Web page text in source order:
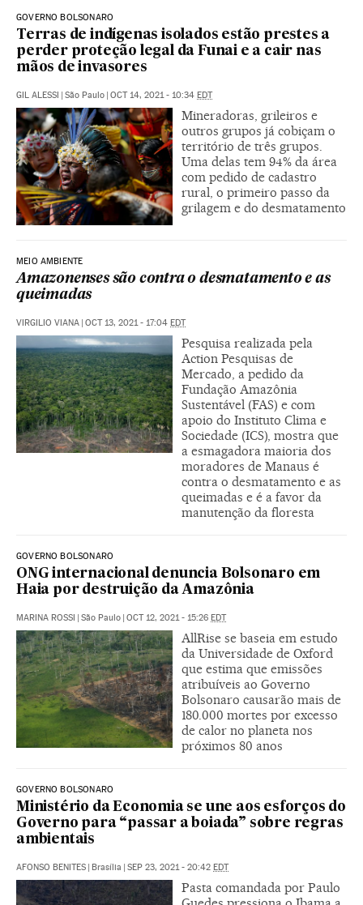
GOVERNO BOLSONARO
Terras de indígenas isolados estão prestes a
perder proteção legal da Funai e a cair nas
mãos de invasores
GIL ALESSI | São Paulo | OCT 14, 2021 - 10:34 EDT
Mineradoras, grileiros e
outros grupos já cobiçam o
território de três grupos.
Uma delas tem 94% da área
com pedido de cadastro
rural, o primeiro passo da
grilagem e do desmatamento
MEIO AMBIENTE
Amazonenses são contra o desmatamento e as
queimadas
VIRGILIO VIANA | OCT 13, 2021 - 17:04 EDT
Pesquisa realizada pela
Action Pesquisas de
Mercado, a pedido da
Fundação Amazônia
Sustentável (FAS) e com
apoio do Instituto Clima e
Sociedade (ICS), mostra que
a esmagadora maioria dos
moradores de Manaus é
contra o desmatamento e as
queimadas e é a favor da
manutenção da floresta
GOVERNO BOLSONARO
ONG internacional denuncia Bolsonaro em
Haia por destruição da Amazônia
MARINA ROSSI | São Paulo | OCT 12, 2021 - 15:26 EDT
AllRise se baseia em estudo
da Universidade de Oxford
que estima que emissões
atribuíveis ao Governo
Bolsonaro causarão mais de
180.000 mortes por excesso
de calor no planeta nos
próximos 80 anos
GOVERNO BOLSONARO
Ministério da Economia se une aos esforços do
Governo para “passar a boiada” sobre regras
ambientais
AFONSO BENITES | Brasília | SEP 23, 2021 - 20:42 EDT
Pasta comandada por Paulo